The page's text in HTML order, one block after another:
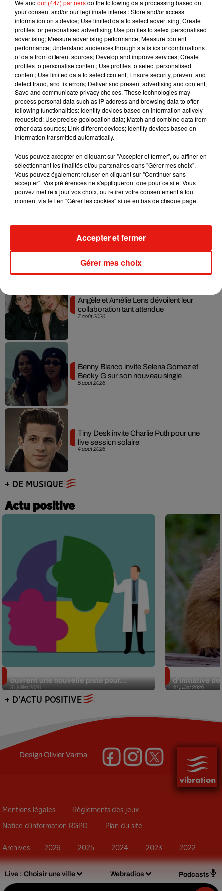
Live : Choisir une ville Webradios Podcasts
— Nathalie MARQUAY-PERNAUT (@nmarquaypernaut)
September 29, 2019
Musique
7 août 2026
Julien Lieb s’essaye à la vie de chatelain
dans son nouveau clip
7 août 2026
Madonna sort enfin le remix de « Love
Sensation » avec Kylie Minogue
Tayc et Didi B dévoilent le single le plus
dansant de l’année
7 août 2026
Angèle et Amélie Lens dévoilent leur
collaboration tant attendue
5 août 2026
Benny Blanco invite Selena Gomez et
Becky G sur son nouveau single
4 août 2026
Tiny Desk invite Charlie Puth pour une
live session solaire
+ DE MUSIQUE
Actu positive
31 juillet 2026
ouvrent une nouvelle piste pour...
31 juillet 2026
d’initiative
+ D'ACTU POSITIVE
DesignOlivier Varma
Mentions légales Règlements des jeux
Notice d’information RGPD Plan du site
Archives 2026 2025 2024 2023 2022
We and our (447) partnersdo the following data processing based on
your consent and/or our legitimate interest: Store and/or access
information on a device; Use limited data to select advertising; Create
profiles for personalised advertising; Use profiles to select personalised
advertising; Measure advertising performance; Measure content
performance; Understand audiences through statistics or combinations
of data from different sources; Develop and improve services; Create
profiles to personalise content; Use profiles to select personalised
content; Use limited data to select content; Ensure security, prevent and
detect fraud, and fix errors; Deliver and present advertising and content;
Save and communicate privacy choices. These technologies may
process personal data such as IP address and browsing data to offer
following functionalities: Identify devices based on information actively
requested; Use precise geolocation data; Match and combine data from
other data sources; Link different devices; Identify devices based on
information transmitted automatically.
Vous pouvez accepter en cliquant sur "Accepter et fermer", ou affiner en
sélectionnant les finalités et/ou partenaires dans "Gérer mes choix".
Vous pouvez également refuser en cliquant sur "Continuer sans
accepter". Vos préférences ne s'appliqueront que pour ce site. Vous
pouvez mettre à jour vos choix, ou retirer votre consentement à tout
moment via le lien "Gérer les cookies" situé en bas de chaque page.
Gérer mes choix
Accepter et fermer